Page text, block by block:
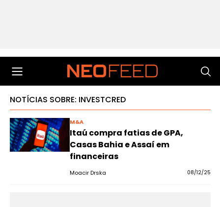
NOTÍCIAS SOBRE: INVESTCRED
M&A
Itaú compra fatias de GPA,
Casas Bahia e Assaí em
financeiras
Moacir Drska 08/12/25